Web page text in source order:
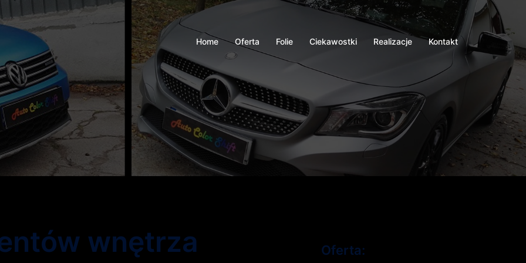
Home Oferta Folie Ciekawostki Realizacje Kontakt
wnętrza Oferta: